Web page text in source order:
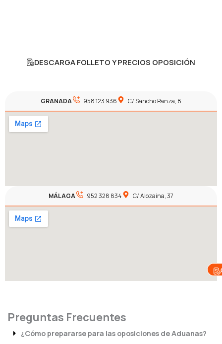
DESCARGA FOLLETO Y PRECIOS OPOSICIÓN
GRANADA 958 123 936 C/ Sancho Panza, 8
MÁLAGA 952 328 834 C/ Alozaina, 37
Preguntas Frecuentes
¿Cómo prepararse para las oposiciones de Aduanas?